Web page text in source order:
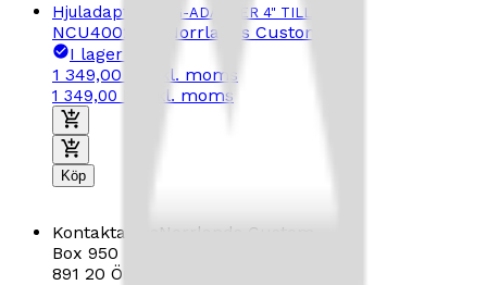
Hjuladapter FÄLG-ADAPTER 4" TILL 5"
NCU4002352 Norrlands Custom
I lager
1 349,00 kr
inkl. moms
1 349,00 kr inkl. moms
Köp
Kontakta oss
Norrlands Custom
Box 950
891 20 Örnsköldsvik